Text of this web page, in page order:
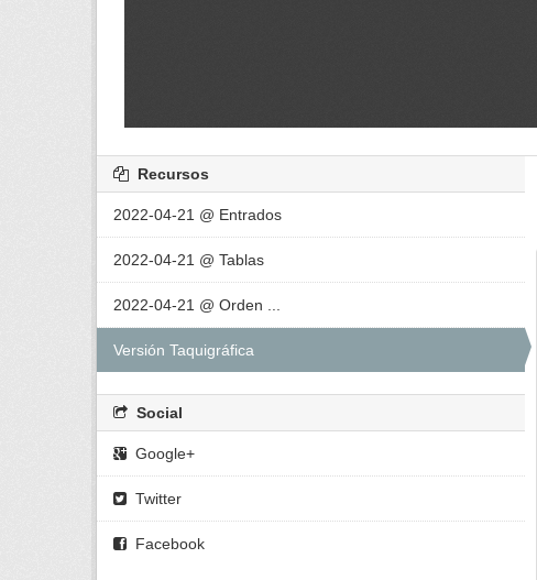
Recursos
2022-04-21 @ Entrados
2022-04-21 @ Tablas
2022-04-21 @ Orden ...
Versión Taquigráfica
Social
Google+
Twitter
Facebook